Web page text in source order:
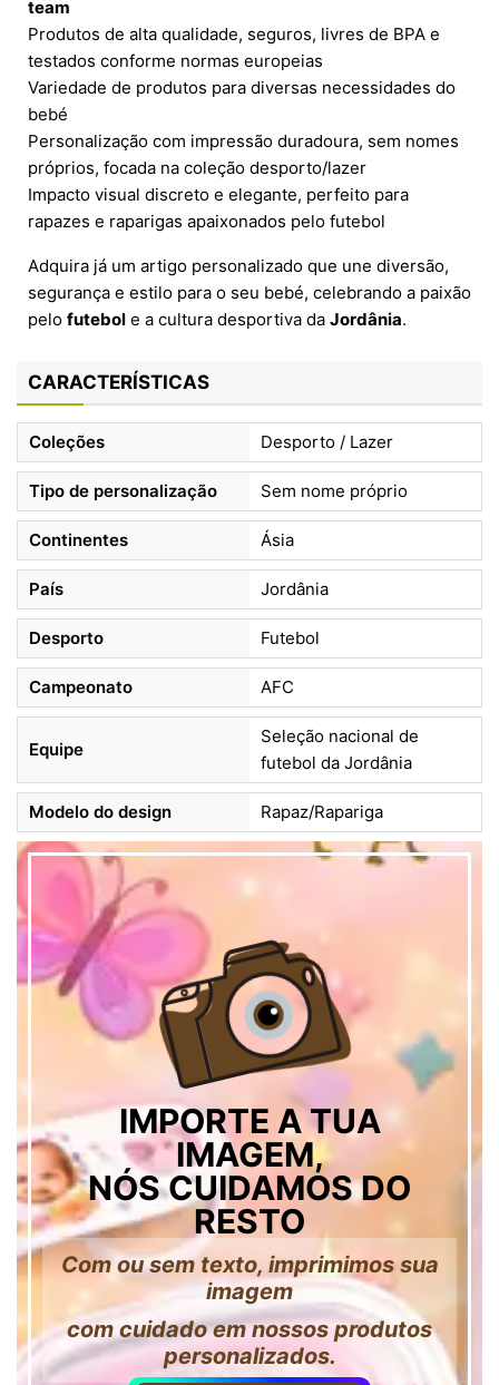
team
Produtos de alta qualidade, seguros, livres de BPA e
testados conforme normas europeias
Variedade de produtos para diversas necessidades do
bebé
Personalização com impressão duradoura, sem nomes
próprios, focada na coleção desporto/lazer
Impacto visual discreto e elegante, perfeito para
rapazes e raparigas apaixonados pelo futebol
Adquira já um artigo personalizado que une diversão,
segurança e estilo para o seu bebé, celebrando a paixão
pelo futebol e a cultura desportiva da Jordânia.
CARACTERÍSTICAS
Coleções Desporto / Lazer
Tipo de personalização Sem nome próprio
Continentes Ásia
País Jordânia
Desporto Futebol
Campeonato AFC
Equipe
Seleção nacional de
futebol da Jordânia
Modelo do design Rapaz/Rapariga
IMPORTE A TUA
IMAGEM,
NÓS CUIDAMOS DO
RESTO
Com ou sem texto, imprimimos sua
imagem
com cuidado em nossos produtos
personalizados.